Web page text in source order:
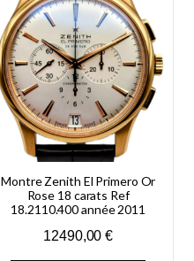
Montre Zenith El Primero Or
Rose 18 carats Ref
18.2110.400 année 2011
12490,00€